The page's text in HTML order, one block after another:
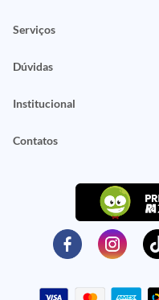
Serviços
Dúvidas
Institucional
Contatos